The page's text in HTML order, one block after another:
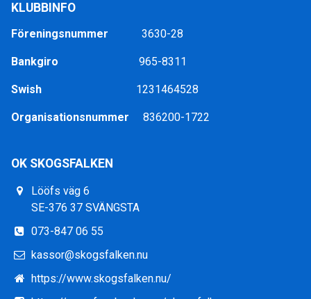
KLUBBINFO
Föreningsnummer 3630-28
Bankgiro 965-8311
Swish 1231464528
Organisationsnummer 836200-1722
OK SKOGSFALKEN
Lööfs väg 6
SE-376 37 SVÄNGSTA
073-847 06 55
kassor@skogsfalken.nu
https://www.skogsfalken.nu/